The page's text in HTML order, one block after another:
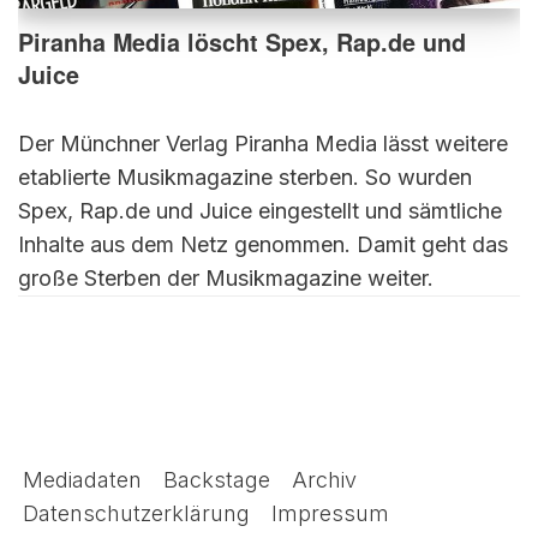
Piranha Media löscht Spex, Rap.de und
Juice
Der Münchner Verlag Piranha Media lässt weitere
etablierte Musikmagazine sterben. So wurden
Spex, Rap.de und Juice eingestellt und sämtliche
Inhalte aus dem Netz genommen. Damit geht das
große Sterben der Musikmagazine weiter.
Mediadaten Backstage
Archiv
Datenschutzerklärung
Impressum